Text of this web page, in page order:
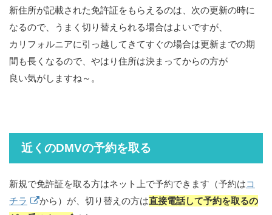
新住所が記載された免許証をもらえるのは、次の更新の時に
なるので、うまく切り替えられる場合はよいですが、
カリフォルニアに引っ越してきてすぐの場合は更新までの期
間も長くなるので、やはり住所は決まってからの方が
良い気がしますね～。
近くのDMVの予約を取る
新規で免許証を取る方はネット上で予約できます（予約はコ
チラ
から）が、切り替えの方は直接電話して予約を取るの